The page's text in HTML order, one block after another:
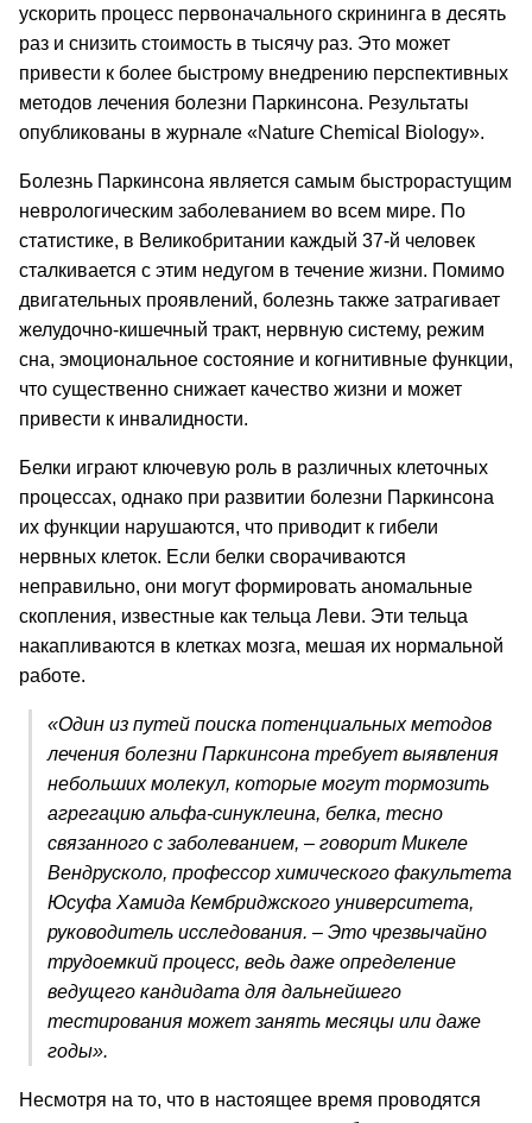
ускорить процесс первоначального скрининга в десять
раз и снизить стоимость в тысячу раз. Это может
привести к более быстрому внедрению перспективных
методов лечения болезни Паркинсона. Результаты
опубликованы в журнале «Nature Chemical Biology».
Болезнь Паркинсона является самым быстрорастущим
неврологическим заболеванием во всем мире. По
статистике, в Великобритании каждый 37-й человек
сталкивается с этим недугом в течение жизни. Помимо
двигательных проявлений, болезнь также затрагивает
желудочно-кишечный тракт, нервную систему, режим
сна, эмоциональное состояние и когнитивные функции,
что существенно снижает качество жизни и может
привести к инвалидности.
Белки играют ключевую роль в различных клеточных
процессах, однако при развитии болезни Паркинсона
их функции нарушаются, что приводит к гибели
нервных клеток. Если белки сворачиваются
неправильно, они могут формировать аномальные
скопления, известные как тельца Леви. Эти тельца
накапливаются в клетках мозга, мешая их нормальной
работе.
«Один из путей поиска потенциальных методов
лечения болезни Паркинсона требует выявления
небольших молекул, которые могут тормозить
агрегацию альфа-синуклеина, белка, тесно
связанного с заболеванием, – говорит Микеле
Вендрусколо, профессор химического факультета
Юсуфа Хамида Кембриджского университета,
руководитель исследования. – Это чрезвычайно
трудоемкий процесс, ведь даже определение
ведущего кандидата для дальнейшего
тестирования может занять месяцы или даже
годы».
Несмотря на то, что в настоящее время проводятся